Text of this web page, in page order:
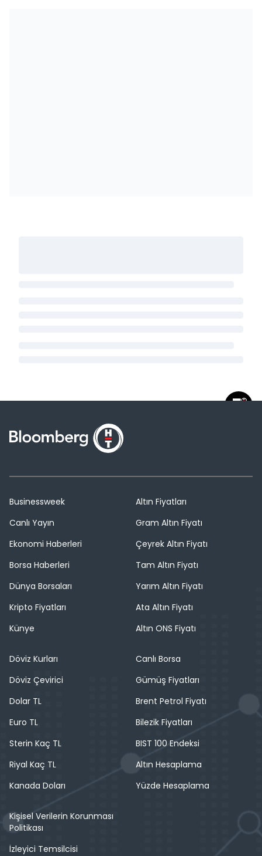
Businessweek
Canlı Yayın
Ekonomi Haberleri
Borsa Haberleri
Dünya Borsaları
Kripto Fiyatları
Künye
Altın Fiyatları
Gram Altın Fiyatı
Çeyrek Altın Fiyatı
Tam Altın Fiyatı
Yarım Altın Fiyatı
Ata Altın Fiyatı
Altın ONS Fiyatı
Döviz Kurları
Döviz Çevirici
Dolar TL
Euro TL
Sterin Kaç TL
Riyal Kaç TL
Kanada Doları
Canlı Borsa
Gümüş Fiyatları
Brent Petrol Fiyatı
Bilezik Fiyatları
BIST 100 Endeksi
Altın Hesaplama
Yüzde Hesaplama
Kişisel Verilerin Korunması
Politikası
İzleyici Temsilcisi